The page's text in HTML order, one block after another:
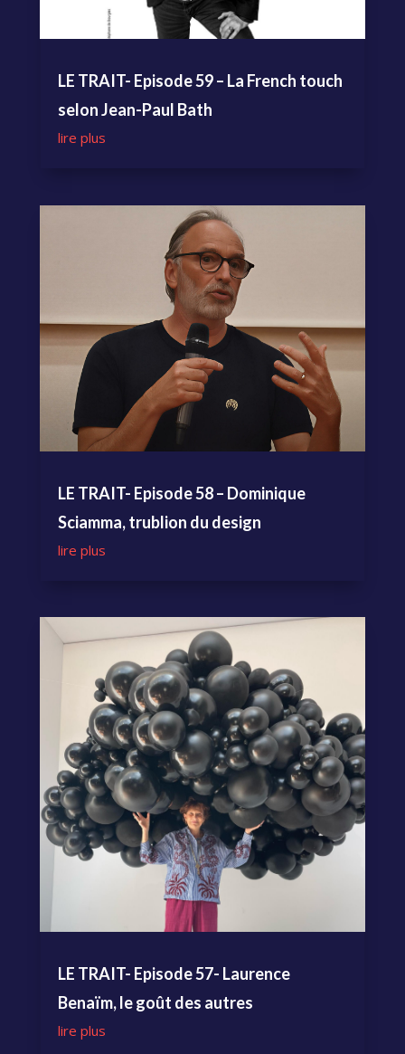
LE TRAIT- Episode 59 – La French touch
selon Jean-Paul Bath
lire plus
LE TRAIT- Episode 58 – Dominique
Sciamma, trublion du design
lire plus
LE TRAIT- Episode 57- Laurence
Benaïm, le goût des autres
lire plus